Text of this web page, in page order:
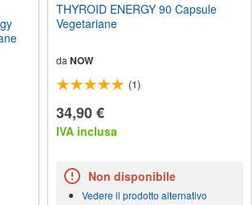
THYROID ENERGY 90 Capsule
Vegetariane
da NOW
(1)
34,90 €
IVA inclusa
Non disponibile
Vedere il prodotto alternativo